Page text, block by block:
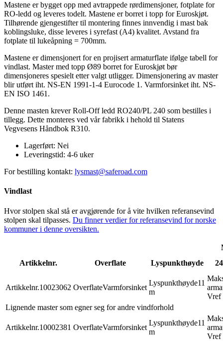
Mastene er bygget opp med avtrappede rørdimensjoner, fotplate for
RO-ledd og leveres todelt. Mastene er borret i topp for Euroskjøt.
Tilhørende gjengestifter til montering finnes innvendig i mast bak
koblingsluke, disse leveres i syrefast (A4) kvalitet. Avstand fra
fotplate til lukeåpning = 700mm.
Mastene er dimensjonert for en projisert armaturflate ifølge tabell for
vindlast. Master med topp Ø89 borret for Euroskjøt bør
dimensjoneres spesielt etter valgt utligger. Dimensjonering av master
blir utført iht. NS-EN 1991-1-4 Eurocode 1. Varmforsinket iht. NS-
EN ISO 1461.
Denne masten krever Roll-Off ledd RO240/PL 240 som bestilles i
tillegg. Dette monteres ved vår fabrikk i hehold til Statens
Vegvesens Håndbok R310.
Lagerført: Nei
Leveringstid: 4-6 uker
For bestilling kontakt: lysmast@saferoad.com
Vindlast
Hvor stolpen skal stå er avgjørende for å vite hvilken referansevind
stolpen skal tilpasses. Du finner verdier for referansevind for norske
kommuner i denne oversikten.
Artikkelnr.
Overflate Lyspunkthøyde
Artikkelnr.10023062 OverflateVarmforsinket
Lyspunkthøyde11
m
Vref
Lignende master som egner seg for andre vindforhold
Artikkelnr.10002381 OverflateVarmforsinket
Lyspunkthøyde11
m
Vref